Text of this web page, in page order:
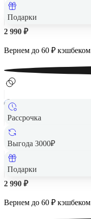
Подарки
2 990 ₽
Вернем до 60 ₽ кэшбеком
Рассрочка
Выгода 3000₽
Подарки
2 990 ₽
Вернем до 60 ₽ кэшбеком